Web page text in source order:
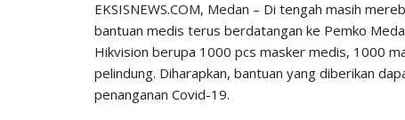
EKSISNEWS.COM, Medan – Di tengah masih
bantuan medis terus berdatangan ke Pemko
Hikvision berupa 1000 pcs masker medis, 1000
pelindung. Diharapkan, bantuan yang diberikan
penanganan Covid-19.